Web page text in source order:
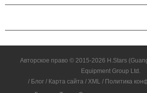
Авторское право © 2015-2026 H.Stars
Equipment Group Ltd.
/ Блог / Карта сайта / XML / Политика